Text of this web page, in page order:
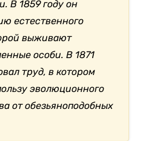
В 1859 году он
естественного
выживают
особи. В 1871
труд, в котором
эволюционного
от обезьяноподобных